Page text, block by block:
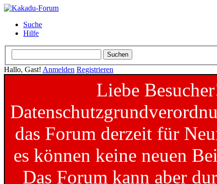
Suche
Hilfe
Hallo, Gast! Anmelden Registrieren
Liebe
das Forum derzeit für
es können keine neuen
Das Forum kann aber